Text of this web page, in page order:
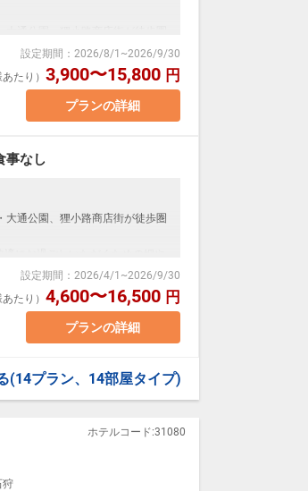
にお過ごしいただくための細や
1台をご利用いただきます。
年齢を必ず入力してください。
設定期間 ： 2026/8/1 ~2026/9/30
たり） 3,900〜15,800 円
プランの詳細
事なし
通公園、狸小路商店街が徒歩圏
1台をご利用いただきます。
年齢を必ず入力してください。
設定期間 ： 2026/4/1 ~2026/9/30
たり） 4,600〜16,500 円
プランの詳細
(14プラン、14部屋タイプ)
ホテルコード:31080
狩